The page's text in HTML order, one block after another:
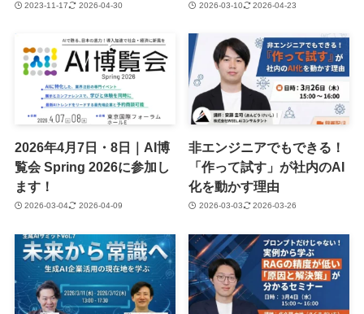
2023-11-17 2026-04-30 2026-03-10 2026-04-23
2026年4月7日・8日｜AI博
覧会 Spring 2026に参加し
ます！
2026-03-04 2026-04-09
非エンジニアでもできる！
「作って試す」が社内のAI
化を動かす理由
2026-03-03 2026-03-26